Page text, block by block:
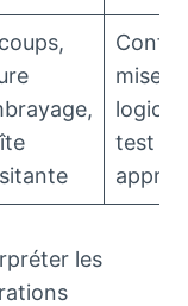
mises
test
les